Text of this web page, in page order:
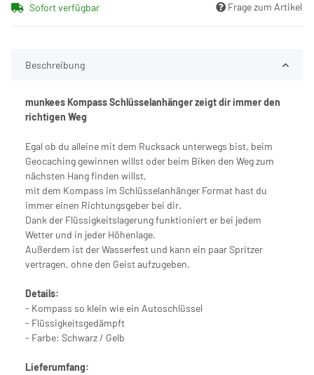
Sofort verfügbar Frage zum Artikel
Beschreibung
munkees Kompass Schlüsselanhänger zeigt dir immer den
richtigen Weg
Egal ob du alleine mit dem Rucksack unterwegs bist, beim
Geocaching gewinnen willst oder beim Biken den Weg zum
nächsten Hang finden willst,
mit dem Kompass im Schlüsselanhänger Format hast du
immer einen Richtungsgeber bei dir.
Dank der Flüssigkeitslagerung funktioniert er bei jedem
Wetter und in jeder Höhenlage.
Außerdem ist der Wasserfest und kann ein paar Spritzer
vertragen, ohne den Geist aufzugeben.
Details:
- Kompass so klein wie ein Autoschlüssel
- Flüssigkeitsgedämpft
- Farbe: Schwarz / Gelb
Lieferumfang: